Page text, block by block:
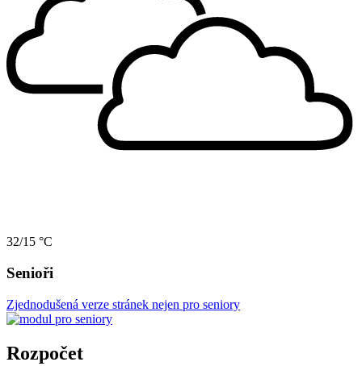
32/15 °C
Senioři
Zjednodušená verze stránek nejen pro seniory
Rozpočet